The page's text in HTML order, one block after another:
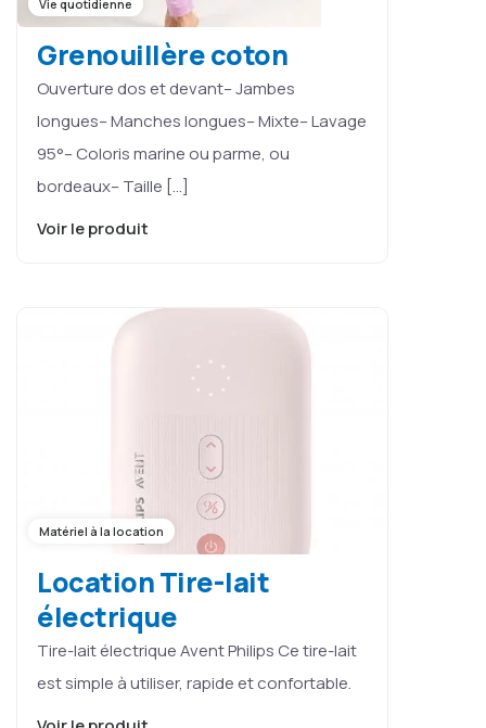
Vie quotidienne
Grenouillère coton
Ouverture dos et devant– Jambes
longues– Manches longues– Mixte– Lavage
95°– Coloris marine ou parme, ou
bordeaux– Taille […]
Voir le produit
Matériel à la location
Location Tire-lait
électrique
Tire-lait électrique Avent Philips Ce tire-lait
est simple à utiliser, rapide et confortable.